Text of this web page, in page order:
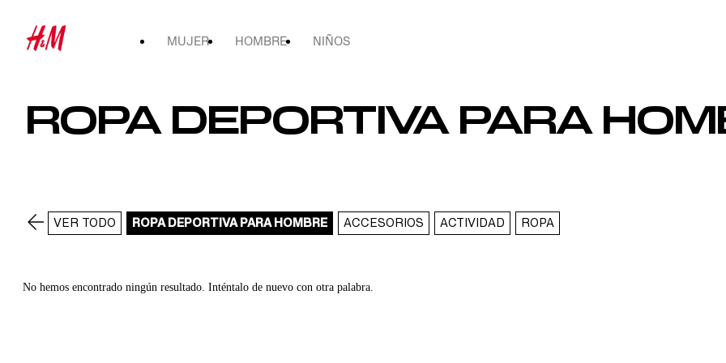
MUJER HOMBRE NIÑOS
ROPA DEPORTIVA PARA
VER TODO ROPA DEPORTIVA PARA HOMBRE ACCESORIOS ACTIVIDAD ROPA
No hemos encontrado ningún resultado. Inténtalo de nuevo con otra palabra.